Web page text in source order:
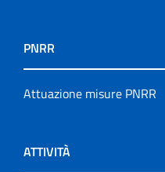
PNRR
Attuazione misure PNRR
ATTIVITÀ